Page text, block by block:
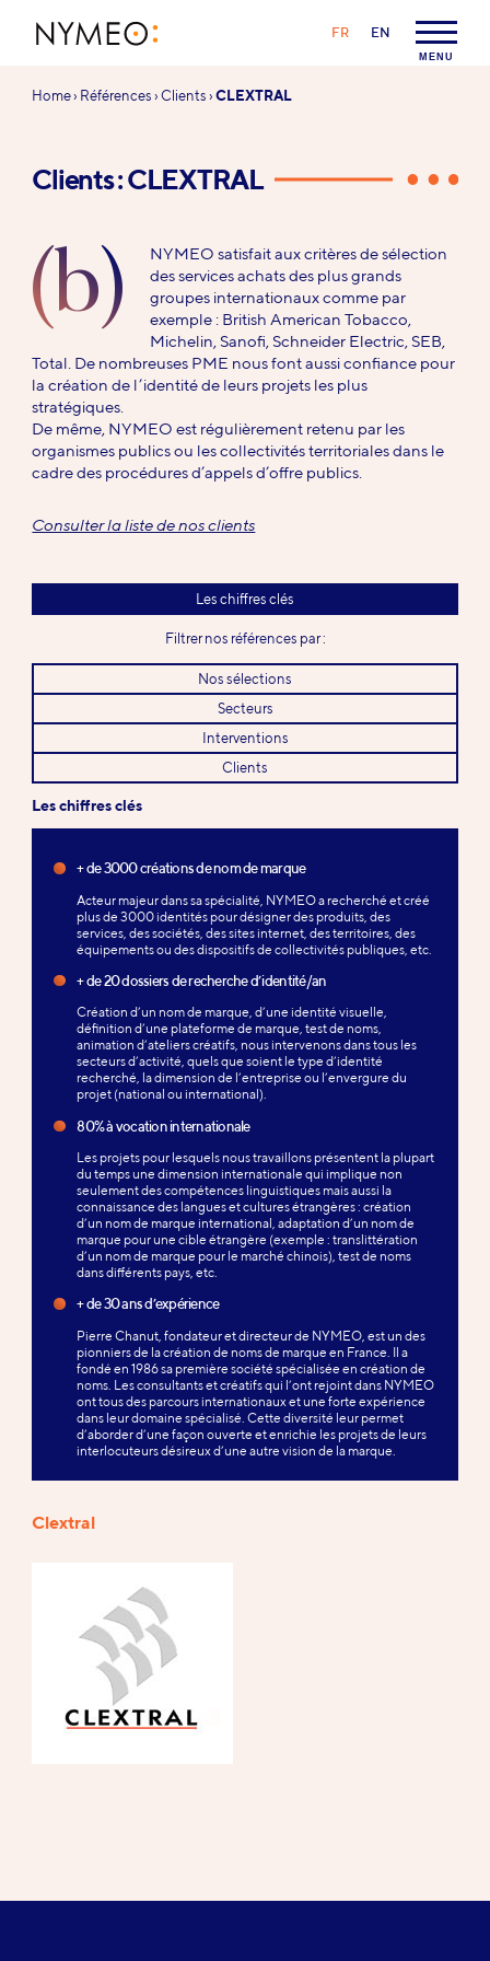
MENU
LANGAGE :
FR EN
Vous
Home› Références›Clients›CLEXTRAL
Clients : CLEXTRAL
(b)
NYMEO satisfait aux critères de sélection
des services achats des plus grands
groupes internationaux comme par
exemple : British American Tobacco,
Michelin, Sanofi, Schneider Electric, SEB,
Total. De nombreuses PME nous font aussi confiance pour
la création de l’identité de leurs projets les plus
stratégiques.
De même, NYMEO est régulièrement retenu par les
organismes publics ou les collectivités territoriales dans le
cadre des procédures d’appels d’offre publics.
Consulter la liste de nos clients
Les chiffres clés
Filtrer nos références par :
Nos sélections
Secteurs
Interventions
Clients
Les chiffres clés
+ de 3000 créations de nom de marque
Acteur majeur dans sa spécialité, NYMEO a recherché et créé
plus de 3000 identités pour désigner des produits, des
services, des sociétés, des sites internet, des territoires, des
équipements ou des dispositifs de collectivités publiques, etc.
+ de 20 dossiers de recherche d’identité/an
Création d’un nom de marque, d’une identité visuelle,
définition d’une plateforme de marque, test de noms,
animation d’ateliers créatifs, nous intervenons dans tous les
secteurs d’activité, quels que soient le type d’identité
recherché, la dimension de l’entreprise ou l’envergure du
projet (national ou international).
80% à vocation internationale
Les projets pour lesquels nous travaillons présentent la plupart
du temps une dimension internationale qui implique non
seulement des compétences linguistiques mais aussi la
connaissance des langues et cultures étrangères : création
d’un nom de marque international, adaptation d’un nom de
marque pour une cible étrangère (exemple : translittération
d’un nom de marque pour le marché chinois), test de noms
dans différents pays, etc.
+ de 30 ans d’expérience
Pierre Chanut, fondateur et directeur de NYMEO, est un des
pionniers de la création de noms de marque en France. Il a
fondé en 1986 sa première société spécialisée en création de
noms. Les consultants et créatifs qui l’ont rejoint dans NYMEO
ont tous des parcours internationaux et une forte expérience
dans leur domaine spécialisé. Cette diversité leur permet
d’aborder d’une façon ouverte et enrichie les projets de leurs
interlocuteurs désireux d’une autre vision de la marque.
Références
Clextral